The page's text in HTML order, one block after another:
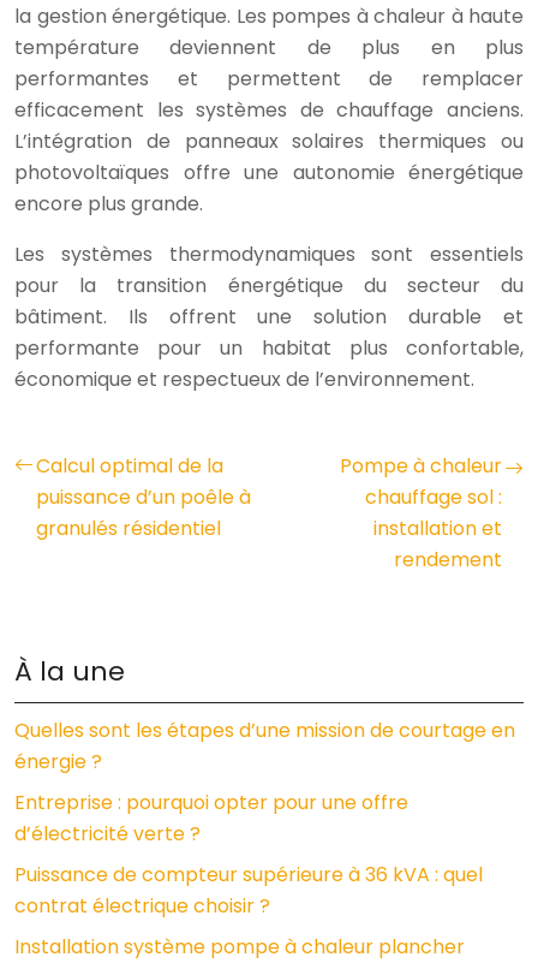
la gestion énergétique. Les pompes à chaleur à haute
température deviennent de plus en plus
performantes et permettent de remplacer
efficacement les systèmes de chauffage anciens.
L’intégration de panneaux solaires thermiques ou
photovoltaïques offre une autonomie énergétique
encore plus grande.
Les systèmes thermodynamiques sont essentiels
pour la transition énergétique du secteur du
bâtiment. Ils offrent une solution durable et
performante pour un habitat plus confortable,
économique et respectueux de l’environnement.
Calcul optimal de la
puissance d’un poêle à
granulés résidentiel
Pompe à chaleur
chauffage sol :
installation et
rendement
À la une
Quelles sont les étapes d’une mission de courtage en
énergie ?
Entreprise : pourquoi opter pour une offre
d’électricité verte ?
Puissance de compteur supérieure à 36 kVA : quel
contrat électrique choisir ?
Installation système pompe à chaleur plancher